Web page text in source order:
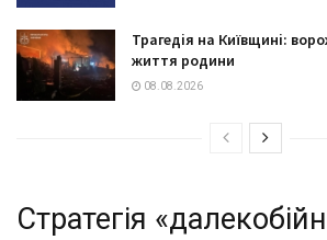
Трагедія на Київщині:
життя родини
08.08.2026
Стратегія